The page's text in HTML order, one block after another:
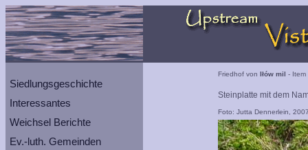
Siedlungsgeschichte
Interessantes
Weichsel Berichte
Ev.-luth. Gemeinden
Friedhof von Iłów mil - Item
Steinplatte mit dem
Foto: Jutta Dennerlein,